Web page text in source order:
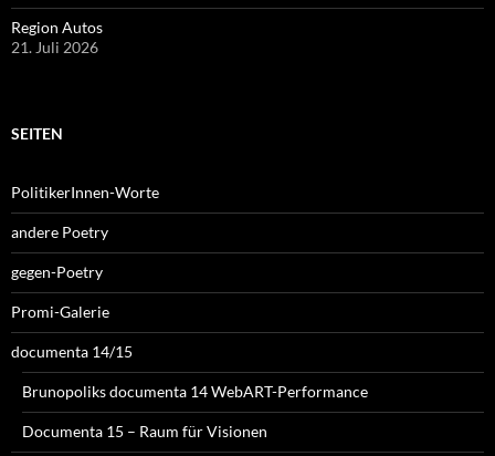
Region Autos
21. Juli 2026
SEITEN
PolitikerInnen-Worte
andere Poetry
gegen-Poetry
Promi-Galerie
documenta 14/15
Brunopoliks documenta 14 WebART-Performance
Documenta 15 – Raum für Visionen